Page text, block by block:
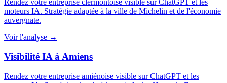
moteurs IA. Stratégie adaptée à la ville de Michelin et de l'économie
auvergnate.
Voir l'analyse →
Visibilité IA à Amiens
Rendez votre entreprise amiénoise visible sur ChatGPT et les